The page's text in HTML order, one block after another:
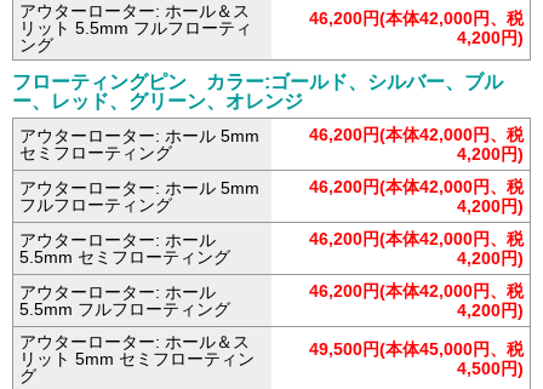
アウターローター: ホール＆ス
リット 5.5mm フルフローティ
ング
46,200円(本体42,000円、税
4,200円)
フローティングピン カラー:ゴールド、シルバー、ブル
ー、レッド、グリーン、オレンジ
アウターローター: ホール 5mm
セミフローティング
46,200円(本体42,000円、税
4,200円)
アウターローター: ホール 5mm
フルフローティング
46,200円(本体42,000円、税
4,200円)
アウターローター: ホール
5.5mm セミフローティング
46,200円(本体42,000円、税
4,200円)
アウターローター: ホール
5.5mm フルフローティング
46,200円(本体42,000円、税
4,200円)
アウターローター: ホール＆ス
リット 5mm セミフローティン
グ
49,500円(本体45,000円、税
4,500円)